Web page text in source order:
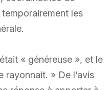
temporairement les
« généreuse », et le
rayonnait. » De l’avis